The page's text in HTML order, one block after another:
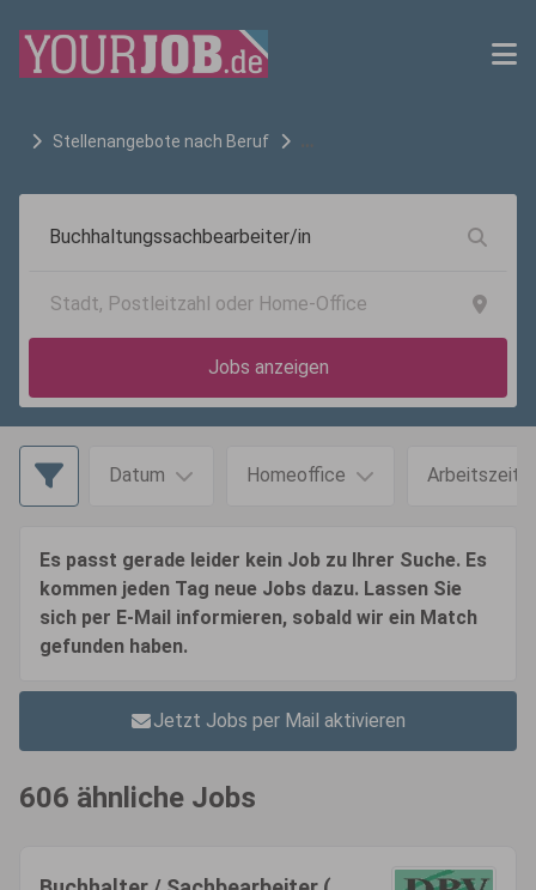
Stellenangebote nach Beruf
Jobs anzeigen
Datum Homeoffice Arbeitszeit
Es passt gerade leider kein Job zu Ihrer Suche. Es
kommen jeden Tag neue Jobs dazu. Lassen Sie
sich per E-Mail informieren, sobald wir ein Match
gefunden haben.
Jetzt Jobs per Mail aktivieren
606 ähnliche Jobs